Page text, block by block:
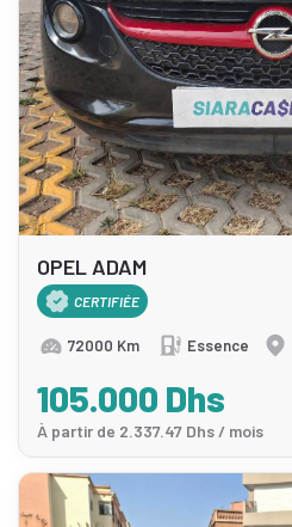
OPEL ADAM
CERTIFIÉE
72000 Km Essence
105.000 Dhs
À partir de 2.337.47 Dhs / mois